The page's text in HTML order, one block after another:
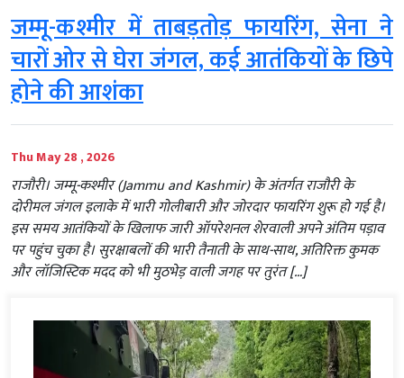
जम्मू-कश्मीर में ताबड़तोड़ फायरिंग, सेना ने
चारों ओर से घेरा जंगल, कई आतंकियों के छिपे
होने की आशंका
Thu May 28 , 2026
राजौरी। जम्मू-कश्मीर (Jammu and Kashmir) के अंतर्गत राजौरी के
दोरीमल जंगल इलाके में भारी गोलीबारी और जोरदार फायरिंग शुरू हो गई है।
इस समय आतंकियों के खिलाफ जारी ऑपरेशनल शेरवाली अपने अंतिम पड़ाव
पर पहुंच चुका है। सुरक्षाबलों की भारी तैनाती के साथ-साथ, अतिरिक्त कुमक
और लॉजिस्टिक मदद को भी मुठभेड़ वाली जगह पर तुरंत […]